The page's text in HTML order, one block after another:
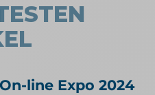
line Expo 2024